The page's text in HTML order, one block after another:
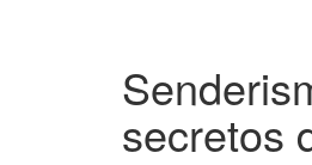
secretos